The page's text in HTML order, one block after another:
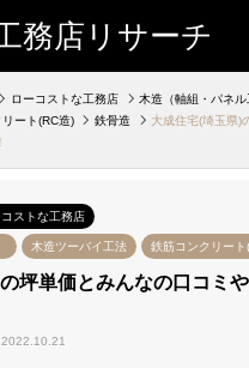
務店リサーチ
ローコストな工務店 木造（軸組・パネル
ート(RC造) 鉄骨造
大成住宅(埼玉県)
コストな工務店
木造ツーバイ工法 鉄筋コンクリート
坪単価とみんなの口コミ